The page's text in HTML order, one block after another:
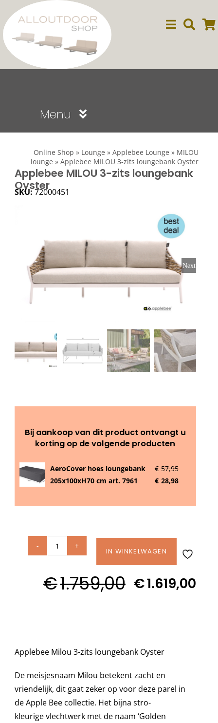
naar
inhoud
Menu
Dining
Tafels
Bijzettafels
Deck Chairs + voetbanken
Ligbedden
Beschermhoezen
Verlichting
Accessoires en Kado
Onze merken
Online Shop » Lounge » Applebee Lounge » MILOU
lounge » Applebee MILOU 3-zits loungebank Oyster
Applebee MILOU 3-zits loungebank
Oyster
SKU:72000451
Next
Bij aankoop van dit product ontvangt u
korting op de volgende producten
AeroCover hoes loungebank
205x100xH70 cm art. 7961
€ 57,95
€ 28,98
Applebee
3-
zits
IN WINKELWAGEN
€1.759,00
Oorspronkelijke
€1.619,00
Huidige
Applebee Milou 3-zits loungebank Oyster
De meisjesnaam Milou betekent zacht en
vriendelijk, dit gaat zeker op voor deze parel in
de Apple Bee collectie. Het bijna stro-
kleurigevlechtwerk met de naam ‘Golden